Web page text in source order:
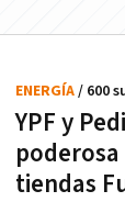
YPF y
tiendas
ENERGÍA/ 600